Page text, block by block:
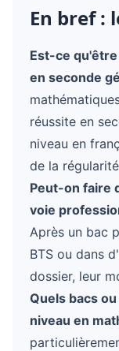
En bref :
Est-ce
en seconde
réussite en
niveau en
de la
Peut-on faire
voie
Après un bac
BTS ou dans
dossier, leur
Quels bacs
niveau en